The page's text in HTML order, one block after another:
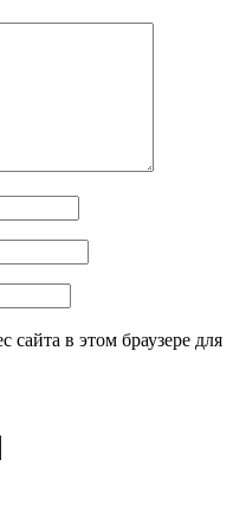
сайта в этом браузере для